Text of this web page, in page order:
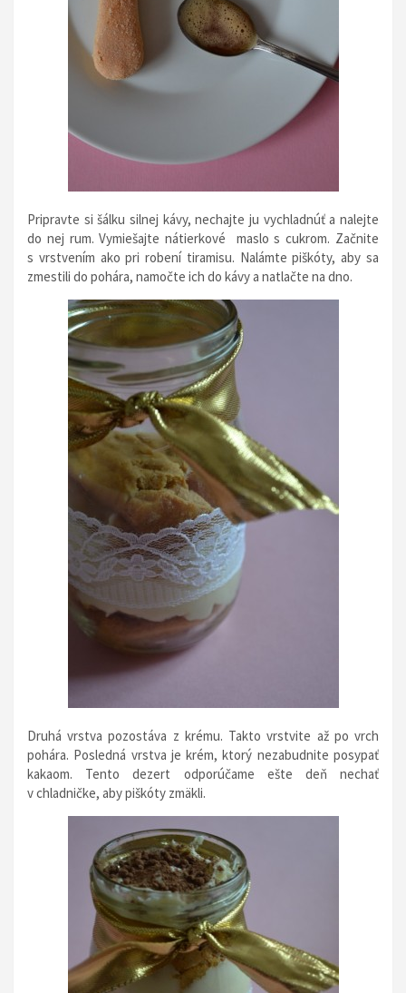
Pripravte si šálku silnej kávy, nechajte ju vychladnúť a nalejte
do nej rum. Vymiešajte nátierkové maslo s cukrom. Začnite
s vrstvením ako pri robení tiramisu. Nalámte piškóty, aby sa
zmestili do pohára, namočte ich do kávy a natlačte na dno.
Druhá vrstva pozostáva z krému. Takto vrstvite až po vrch
pohára. Posledná vrstva je krém, ktorý nezabudnite posypať
kakaom. Tento dezert odporúčame ešte deň nechať
v chladničke, aby piškóty zmäkli.